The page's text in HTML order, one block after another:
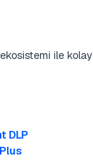
ile kolay
DLP